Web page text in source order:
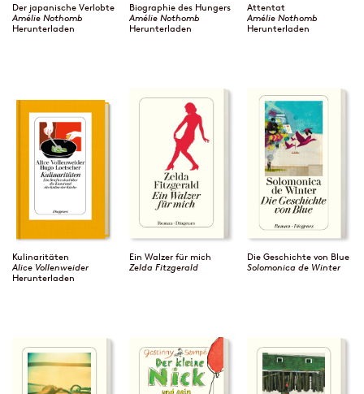
Der japanische Verlobte
Amélie Nothomb
Herunterladen
Biographie des Hungers
Amélie Nothomb
Herunterladen
Attentat
Amélie Nothomb
Herunterladen
Kulinaritäten
Alice Vollenweider
Herunterladen
Ein Walzer für mich
Zelda Fitzgerald
Die Geschichte von Blue
Solomonica de Winter